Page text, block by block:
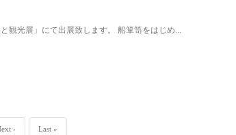
観光展」にて出展致します。 船箪笥をはじめ...
› Last »